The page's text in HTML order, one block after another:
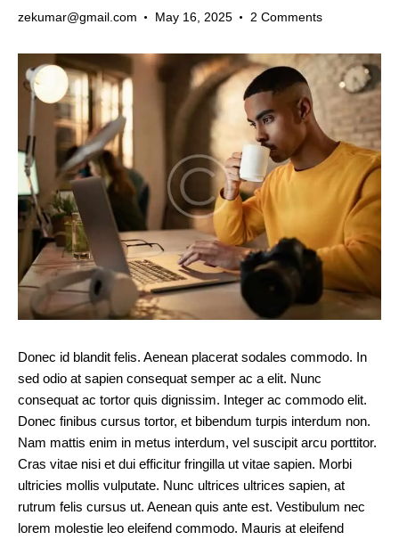
zekumar@gmail.com May 16, 2025 2 Comments
Donec id blandit felis. Aenean placerat sodales commodo. In
sed odio at sapien consequat semper ac a elit. Nunc
consequat ac tortor quis dignissim. Integer ac commodo elit.
Donec finibus cursus tortor, et bibendum turpis interdum non.
Nam mattis enim in metus interdum, vel suscipit arcu porttitor.
Cras vitae nisi et dui efficitur fringilla ut vitae sapien. Morbi
ultricies mollis vulputate. Nunc ultrices ultrices sapien, at
rutrum felis cursus ut. Aenean quis ante est. Vestibulum nec
lorem molestie leo eleifend commodo. Mauris at eleifend